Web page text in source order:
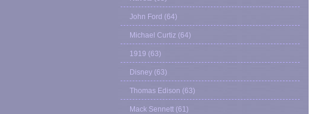
John Ford (64)
Michael Curtiz (64)
1919 (63)
Disney (63)
Thomas Edison (63)
Mack Sennett (61)